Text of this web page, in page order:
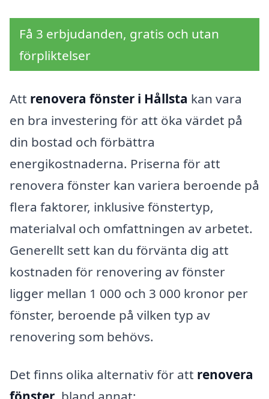
Få 3 erbjudanden, gratis och utan
förpliktelser
Att renovera fönster i Hållsta kan vara
en bra investering för att öka värdet på
din bostad och förbättra
energikostnaderna. Priserna för att
renovera fönster kan variera beroende på
flera faktorer, inklusive fönstertyp,
materialval och omfattningen av arbetet.
Generellt sett kan du förvänta dig att
kostnaden för renovering av fönster
ligger mellan 1 000 och 3 000 kronor per
fönster, beroende på vilken typ av
renovering som behövs.
Det finns olika alternativ för att renovera